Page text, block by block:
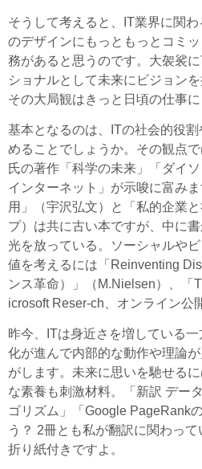
そうして考えると、IT業界に関
のデザインにもっともっとコミ
務があると思うのです。大袈裟
ショナルとして未来にビジョン
その大局観はきっと日頃の仕事に
基本となるのは、ITの社会的役
めることでしょうか。その観点
氏の著作「科学の未来」「ダイ
インターネット」が示唆に富み
用」（宇沢弘文）と「私的企業
プ）は共に古い本ですが、中に
光を放っている。ソーシャルや
値を考えるには「Reinventing
ンス革命）」（M.Nielsen）、「
icrosoft Reser-ch、オンライン公
昨今、ITは身近さを増している
化が進んで内部的な動作や理論
がします。未来に思いを馳せる
な素養も刺激材料。「新訳 デー
ゴリズム」「Google PageRank
う？ 2冊とも私が翻訳に関わっ
折り紙付きですよ。